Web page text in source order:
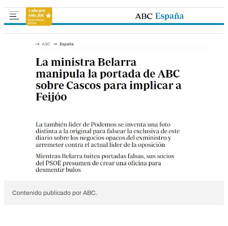
Contenido publicado por ABC.